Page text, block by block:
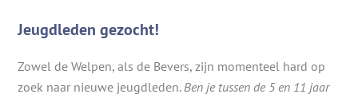
Jeugdleden gezocht!
Zowel de Welpen, als de Bevers, zijn momenteel hard op
zoek naar nieuwe jeugdleden. Ben je tussen de 5 en 11 jaar